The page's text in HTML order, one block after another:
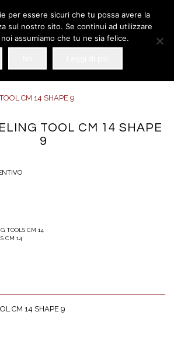
TOOL CM 14 SHAPE
9
TOOLS CM 14
CM 14
CM 14 SHAPE 9
per essere sicuri che tu possa avere la
sul nostro sito. Se continui ad utilizzare
assumiamo che tu ne sia felice.